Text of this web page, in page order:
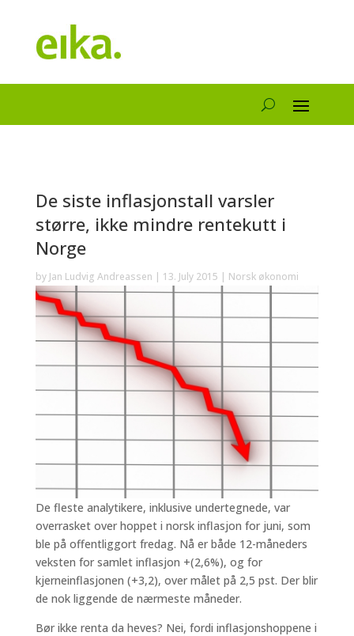
De siste inflasjonstall varsler
større, ikke mindre rentekutt i
Norge
by Jan Ludvig Andreassen | 13. July 2015 | Norsk økonomi
De fleste analytikere, inklusive undertegnede, var
overrasket over hoppet i norsk inflasjon for juni, som
ble på offentliggort fredag. Nå er både 12-måneders
veksten for samlet inflasjon +(2,6%), og for
kjerneinflasjonen (+3,2), over målet på 2,5 pst. Der blir
de nok liggende de nærmeste måneder.
Bør ikke renta da heves? Nei, fordi inflasjonshoppene i